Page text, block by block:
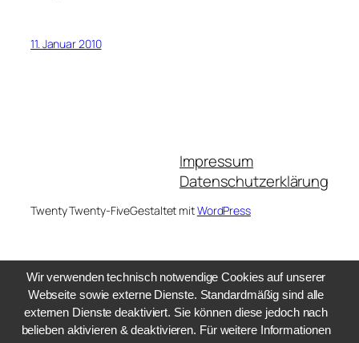
11. Januar 2010
Impressum
Datenschutzerklärung
Twenty Twenty-FiveGestaltet mitWordPress
Wir verwenden technisch notwendige Cookies auf unserer
Webseite sowie externe Dienste. Standardmäßig sind alle
externen Dienste deaktiviert. Sie können diese jedoch nach
belieben aktivieren & deaktivieren. Für weitere Informationen